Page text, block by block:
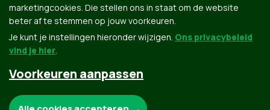
Groen.be
marketingcookies. Die stellen ons in staat om de website
beter af te stemmen op jouw voorkeuren.
Je kunt je instellingen hieronder wijzigen. Ons privacybeleid
vind je hier.
Voorkeuren aanpassen